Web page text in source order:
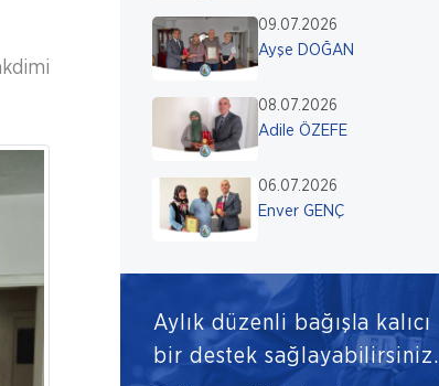
09.07.2026
Ayşe DOĞAN
08.07.2026
Adile ÖZEFE
06.07.2026
Enver GENÇ
Aylık düzenli bağışla kalıcı
bir destek sağlayabilirsiniz.